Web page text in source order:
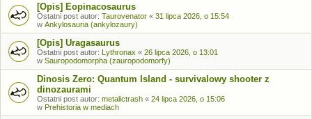
[Opis] Eopinacosaurus
Ostatni post autor: Taurovenator « 31 lipca 2026, o 15:54
w Ankylosauria (ankylozaury)
[Opis] Uragasaurus
Ostatni post autor: Lythronax « 26 lipca 2026, o 13:01
w Sauropodomorpha (zauropodomorfy)
Dinosis Zero: Quantum Island - survivalowy shooter z
dinozaurami
Ostatni post autor: metalictrash « 24 lipca 2026, o 15:06
w Prehistoria w mediach